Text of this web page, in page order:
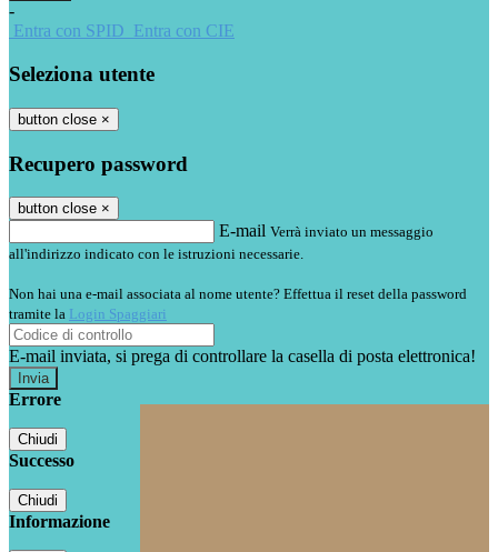
-
Entra con SPID Entra con CIE
Seleziona utente
button close ×
Recupero password
button close ×
E-mail Verrà inviato un messaggio
all'indirizzo indicato con le istruzioni necessarie.
Non hai una e-mail associata al nome utente? Effettua il reset della password
tramite la Login Spaggiari
E-mail inviata, si prega di controllare la casella di posta elettronica!
Errore
Chiudi
Successo
Chiudi
Informazione